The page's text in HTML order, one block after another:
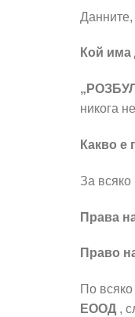
Данните,
Кой има
никога
Какво е
За
Права
Право
По
ЕООД ,